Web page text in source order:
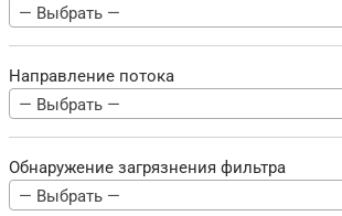
— Выбрать —
Направление потока
— Выбрать —
Обнаружение загрязнения фильтра
— Выбрать —